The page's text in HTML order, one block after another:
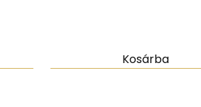
Kosárba